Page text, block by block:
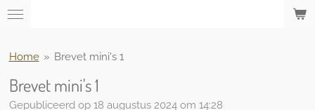
Ga
de
Home » Brevet mini's 1
Brevet mini's 1
Gepubliceerd op 18 augustus 2024 om 14:28